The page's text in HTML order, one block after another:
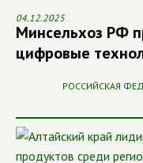
04.12.2025
Минсельхоз РФ
цифровые
РОССИЙСКАЯ